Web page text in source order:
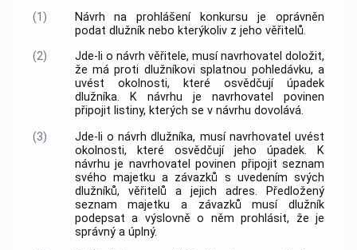
(1)
Návrh na prohlášení konkursu je oprávněn
podat dlužník nebo kterýkoliv z jeho věřitelů.
(2)
Jde-li o návrh věřitele, musí navrhovatel doložit,
že má proti dlužníkovi splatnou pohledávku, a
uvést okolnosti, které osvědčují úpadek
dlužníka. K návrhu je navrhovatel povinen
připojit listiny, kterých se v návrhu dovolává.
(3)
Jde-li o návrh dlužníka, musí navrhovatel uvést
okolnosti, které osvědčují jeho úpadek. K
návrhu je navrhovatel povinen připojit seznam
svého majetku a závazků s uvedením svých
dlužníků, věřitelů a jejich adres. Předložený
seznam majetku a závazků musí dlužník
podepsat a výslovně o něm prohlásit, že je
správný a úplný.